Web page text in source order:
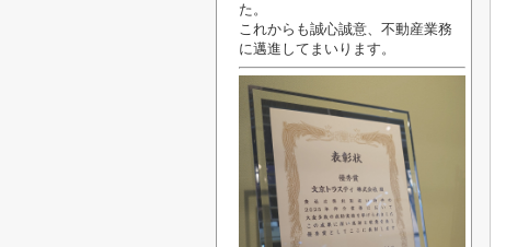
た。
これからも誠心誠意、不動産業務
に邁進してまいります。